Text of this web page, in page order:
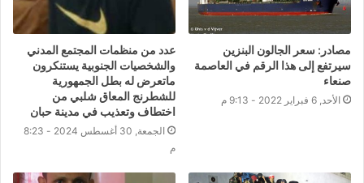
مصادر: سعر الجالون البنزين
سيرتفع إلى هذا الرقم في العاصمة
صنعاء
الأحد, 6 فبراير 2022 - 9:13 م
عدد من منظمات المجتمع المدني
والشخصيات الجنوبية يستنكرون
ماتعرض له بطل الجمهورية
للشطرنج المعاق شلبي من
اختطاف وتعذيب في مدينة حبان
الجمعة, 30 أغسطس 2024 - 8:23
م